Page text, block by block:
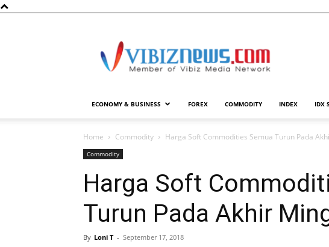
ECONOMY & BUSINESS FOREX COMMODITY INDEX IDX
Home Commodity Harga Soft Commodities Semua Turun Pada
Commodity
Harga Soft
Turun Pada Akhir
By Loni T - September 17, 2018